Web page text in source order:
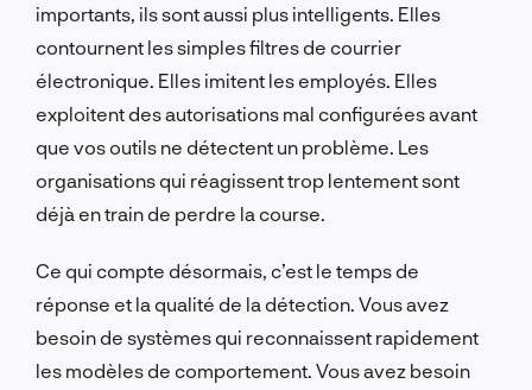
importants, ils sont aussi plus intelligents. Elles
contournent les simples filtres de courrier
électronique. Elles imitent les employés. Elles
exploitent des autorisations mal configurées avant
que vos outils ne détectent un problème. Les
organisations qui réagissent trop lentement sont
déjà en train de perdre la course.
Ce qui compte désormais, c’est le temps de
réponse et la qualité de la détection. Vous avez
besoin de systèmes qui reconnaissent rapidement
les modèles de comportement. Vous avez besoin